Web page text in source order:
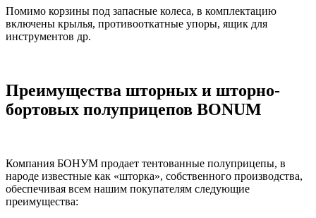
Помимо корзины под запасные колеса, в комплектацию
включены крылья, противооткатные упоры, ящик для
инструментов др.
Преимущества шторных и шторно-
бортовых полуприцепов BONUM
Компания БОНУМ продает тентованные полуприцепы, в
народе известные как «шторка», собственного производства,
обеспечивая всем нашим покупателям следующие
преимущества: